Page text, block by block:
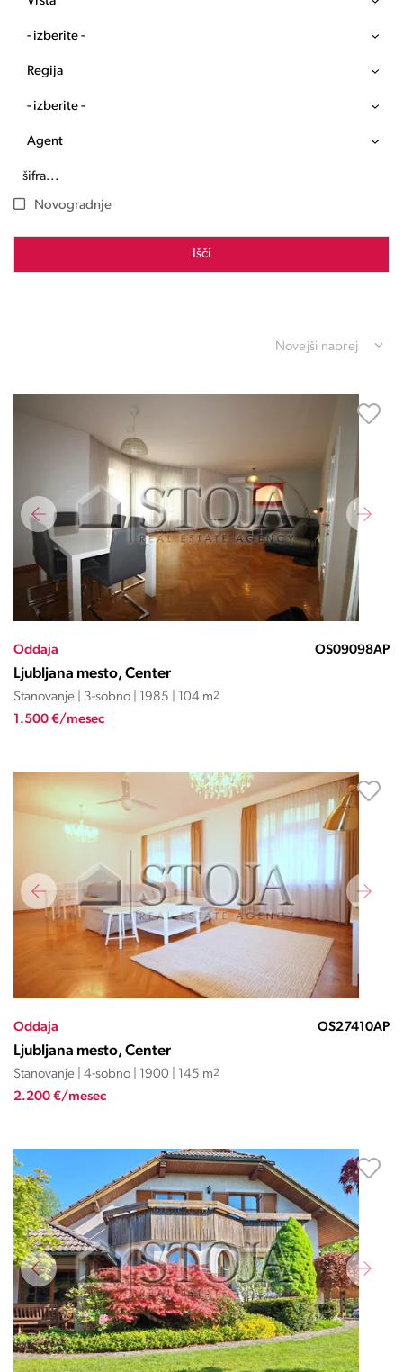
- izberite -
Regija
- izberite -
Agent
Novogradnje
Išči
Novejši naprej
Oddaja OS09098AP
Ljubljana mesto, Center
Stanovanje | 3-sobno | 1985 | 104 m2
1.500 €/mesec
Oddaja OS27410AP
Ljubljana mesto, Center
Stanovanje | 4-sobno | 1900 | 145 m2
2.200 €/mesec